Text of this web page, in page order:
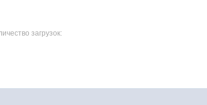
загрузок: